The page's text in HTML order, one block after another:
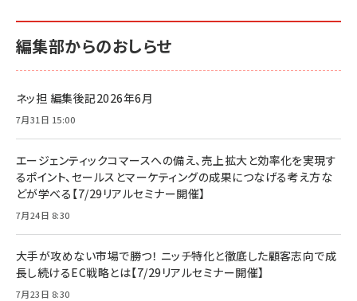
編集部からのおしらせ
ネッ担 編集後記2026年6月
7月31日 15:00
エージェンティックコマースへの備え、売上拡大と効率化を実現す
るポイント、セールスとマーケティングの成果につなげる考え方な
どが学べる【7/29リアルセミナー開催】
7月24日 8:30
大手が攻めない市場で勝つ！ ニッチ特化と徹底した顧客志向で成
長し続けるEC戦略とは【7/29リアルセミナー開催】
7月23日 8:30